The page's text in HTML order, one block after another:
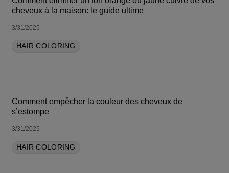
cheveux à la maison: le guide ultime
3/31/2025
HAIR COLORING
Comment empêcher la couleur des cheveux de
s’estompe
3/31/2025
HAIR COLORING